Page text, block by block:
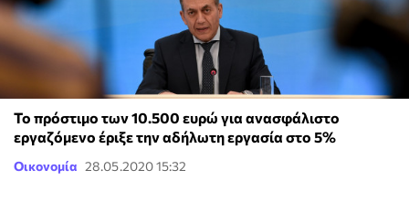
Το πρόστιμο των 10.500 ευρώ για ανασφάλιστο
εργαζόμενο έριξε την αδήλωτη εργασία στο 5%
Οικονομία 28.05.2020 15:32